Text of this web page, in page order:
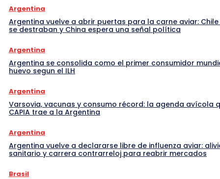
Argentina
Argentina vuelve a abrir puertas para la carne aviar: Chile
se destraban y China espera una señal política
Argentina
Argentina se consolida como el primer consumidor
huevo segun el ILH
Argentina
Varsovia, vacunas y consumo récord: la agenda avícola
CAPIA trae a la Argentina
Argentina
Argentina vuelve a declararse libre de influenza aviar:
sanitario y carrera contrarreloj para reabrir mercados
Brasil